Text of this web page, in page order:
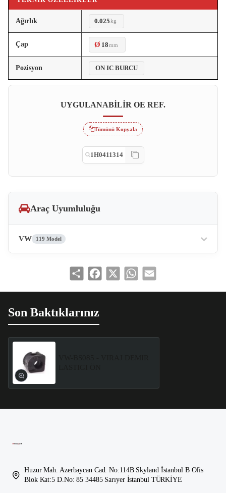
Ağırlık 0.025kg
Çap Ø 18mm
Pozisyon ON IC BURCU
UYGULANABILIR OE REF.
Tümünü Kopyala
1H0411314
Araç Uyumluluğu
VW 119 Model
Share Facebook WhatsApp
Son Baktıklarınız
Huzur Mah. Azerbaycan Cad. No:114B Skyland İstanbul B Ofis
Blok Kat:5 D.No: 85 34485 Sarıyer İstanbul TÜRKİYE